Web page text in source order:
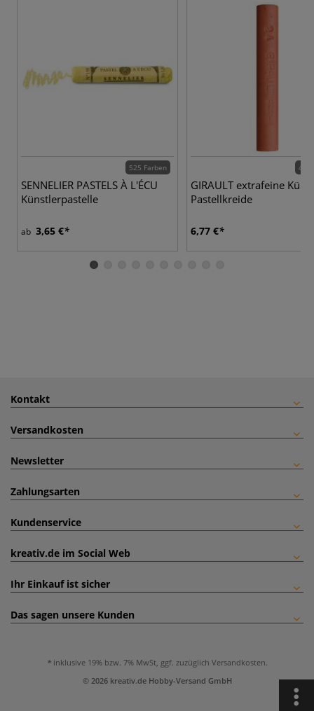
525 Farben
SENNELIER PASTELS À L'ÉCU
Künstlerpastelle
ab 3,65 €
400
GIRAULT extrafeine
Pastellkreide
6,77 €
Kontakt
Versandkosten
Newsletter
Zahlungsarten
Kundenservice
kreativ.de im Social Web
Ihr Einkauf ist sicher
Das sagen unsere Kunden
inklusive 19% bzw. 7% MwSt, ggf. zuzüglich Versandkosten.
© 2026 kreativ.de Hobby-Versand GmbH